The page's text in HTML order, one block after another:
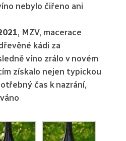
nebylo čiřeno ani
, MZV, macerace
kádi za
víno zrálo v novém
získalo nejen typickou
čas k nazrání,